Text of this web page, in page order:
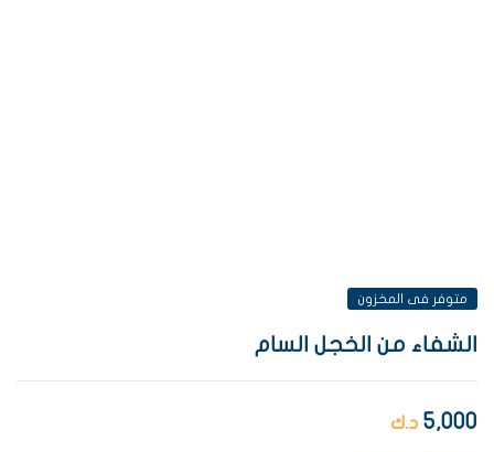
AVAILABILITY:
متوفر فى المخزون
الشفاء من الخجل السام
5,000 د.ك